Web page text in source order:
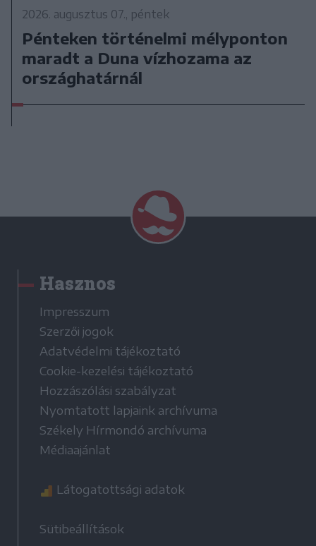
2026. augusztus 07., péntek
Pénteken történelmi mélyponton
maradt a Duna vízhozama az
országhatárnál
Hasznos
Impresszum
Szerzői jogok
Adatvédelmi tájékoztató
Cookie-kezelési tájékoztató
Hozzászólási szabályzat
Nyomtatott lapjaink archívuma
Székely Hírmondó archívuma
Médiaajánlat
Látogatottsági adatok
Sütibeállítások